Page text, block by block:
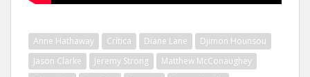
Anne Hathaway Crítica Diane Lane
Djimon Hounsou
Jason Clarke
Jeremy Strong
Matthew McConaughey